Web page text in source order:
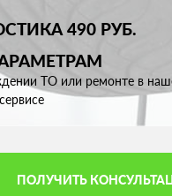
490 РУБ.
ТО или ремонте в
ПОЛУЧИТЬ